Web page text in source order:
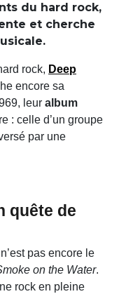
du hard rock,
et cherche
rock, Deep
encore sa
leur album
: celle d’un groupe
par une
quête de
n’est pas encore le
on the Water.
rock en pleine